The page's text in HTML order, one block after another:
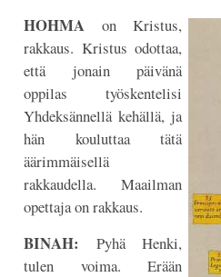
HOHMA on Kristus,
rakkaus. Kristus odottaa,
että jonain päivänä
oppilas työskentelisi
Yhdeksännellä kehällä, ja
hän kouluttaa tätä
äärimmäisellä
rakkaudella. Maailman
opettaja on rakkaus.
BINAH: Pyhä Henki,
tulen voima. Erään